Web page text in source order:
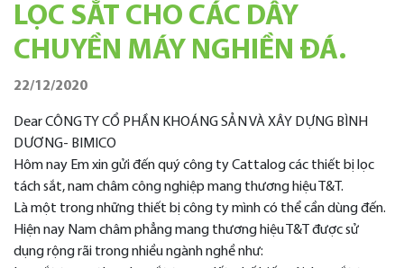
LỌC SẮT CHO CÁC DÂY
CHUYỀN MÁY NGHIỀN ĐÁ.
22/12/2020
Dear CÔNG TY CỔ PHẦN KHOÁNG SẢN VÀ XÂY DỰNG BÌNH
DƯƠNG- BIMICO
Hôm nay Em xin gửi đến quý công ty Cattalog các thiết bị lọc
tách sắt, nam châm công nghiệp mang thương hiệu T&T.
Là một trong những thiết bị công ty mình có thể cần dùng đến.
Hiện nay Nam châm phẳng mang thương hiệu T&T được sử
dụng rộng rãi trong nhiều ngành nghề như: